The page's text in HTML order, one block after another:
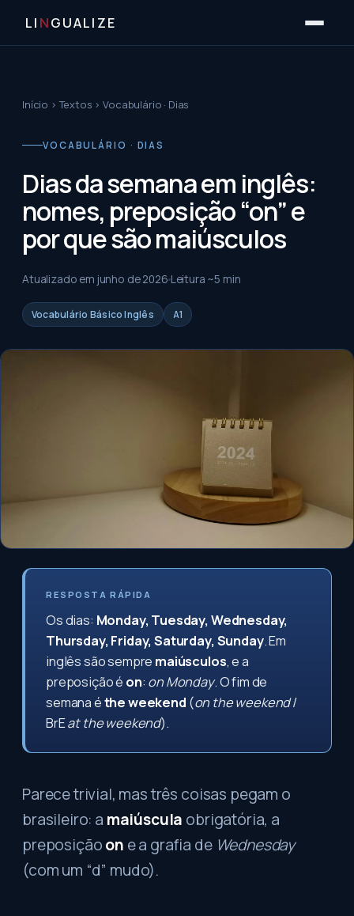
LI NGUALIZE
Início ›Textos ›Vocabulário · Dias
VOCABULÁRIO · DIAS
Dias da semana em inglês:
nomes, preposição “on” e
por que são maiúsculos
Atualizado em junho de 2026Leitura ~5 min
Vocabulário Básico Inglês A1
RESPOSTA RÁPIDA
Os dias: Monday, Tuesday, Wednesday,
Thursday, Friday, Saturday, Sunday. Em
inglês são sempre maiúsculos, e a
preposição é on: on Monday. O fim de
semana éthe weekend (on the weekend/
BrEat the weekend).
Parece trivial, mas três coisas pegam o
brasileiro: a maiúscula obrigatória, a
preposiçãoon e a grafia de Wednesday
(com um “d” mudo).